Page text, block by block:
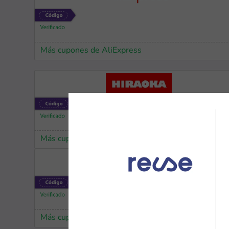
Más cupones de AliExpress
Más cupones de Hiraoka
Más cupones de AliExpress